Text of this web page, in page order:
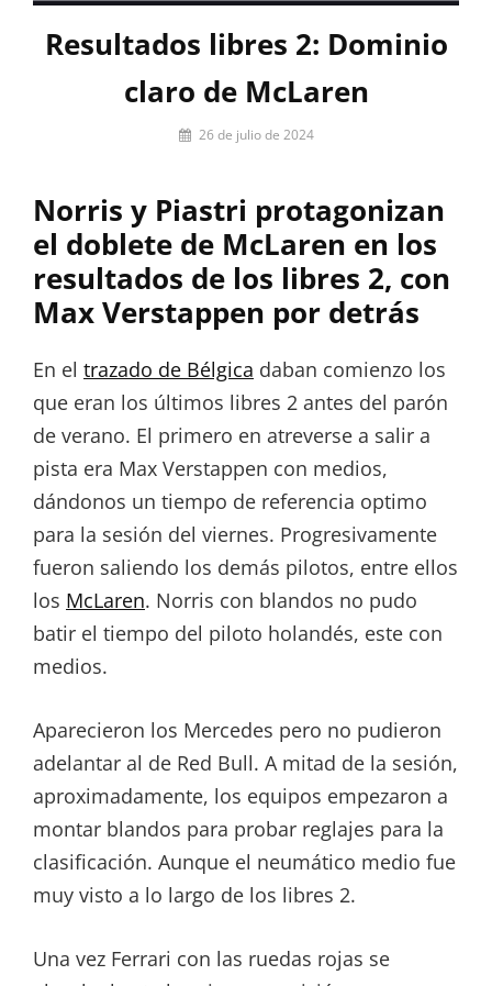
Resultados libres 2: Dominio
claro de McLaren
Por
Paquet
26 de julio de 2024
Norris y Piastri protagonizan
el doblete de McLaren en los
resultados de los libres 2, con
Max Verstappen por detrás
En el trazado de Bélgica daban comienzo los
que eran los últimos libres 2 antes del parón
de verano. El primero en atreverse a salir a
pista era Max Verstappen con medios,
dándonos un tiempo de referencia optimo
para la sesión del viernes. Progresivamente
fueron saliendo los demás pilotos, entre ellos
los McLaren. Norris con blandos no pudo
batir el tiempo del piloto holandés, este con
medios.
Aparecieron los Mercedes pero no pudieron
adelantar al de Red Bull. A mitad de la sesión,
aproximadamente, los equipos empezaron a
montar blandos para probar reglajes para la
clasificación. Aunque el neumático medio fue
muy visto a lo largo de los libres 2.
Una vez Ferrari con las ruedas rojas se